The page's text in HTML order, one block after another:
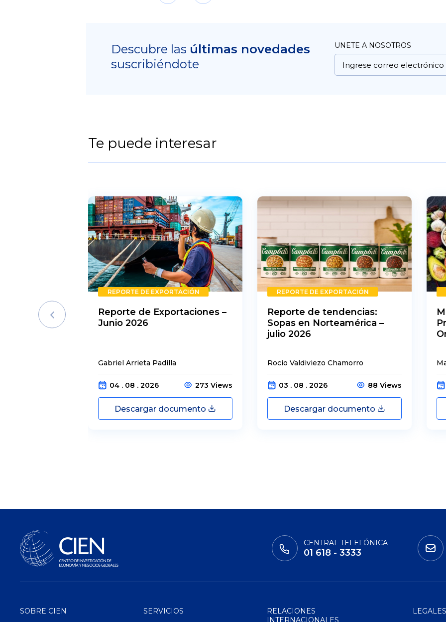
Descubre las últimas novedades
suscribiéndote
UNETE A NOSOTROS
Te puede interesar
REPORTE DE EXPORTACIÓN
Reporte de Exportaciones –
Junio 2026
Gabriel Arrieta Padilla
04 . 08 . 2026 273 Views
Descargar documento
REPORTE DE EXPORTACIÓN
Reporte de tendencias:
Sopas en Norteamérica –
julio 2026
Rocio Valdiviezo Chamorro
03 . 08 . 2026 88 Views
Descargar documento
CENTRAL TELEFÓNICA
01 618 - 3333
SOBRE CIEN SERVICIOS
RELACIONES
INTERNACIONALES
LEGALES